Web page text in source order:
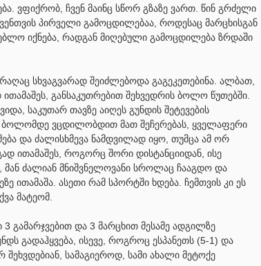
ვფიქრობ, ჩვენ მაინც სწორ გზაზე ვართ. წინ გრძელი
პირველი გამოცდილებაა, როდესაც მარცხისგან
იქნება, რადგან მიღებული გამოცდილება ზრდაში
სხვაგვარად შეიძლებოდა გაგეკეთებინა. ალბათ,
განსაკუთრებით შეხვედრის ბოლო წუთებში.
საკუთარ თავზე აიღეს გუნდის შეტევების
ბოლომდე ვცდილობდით მათ შეჩერებას, ყველაფერი
და ძალისხმევა ნამდვილად იყო, თუმცა ამ ორ
ითამაშეს, როგორც შორი დისტანციიდან, ისე
ძალიან მნიშვნელოვანი სროლაც ჩააგდო და
ასეთი რამ სპორტში ხდება. ჩემთვის კი ეს
მატეომ.
გამარჯვებით და 3 მარცხით მესამე ადგილზე
გადაჰყვება, ისევე, როგროც ესპანეთს (5-1) და
შეხვდებიან, სამაგიეროდ, სამი ახალი მეტოქე